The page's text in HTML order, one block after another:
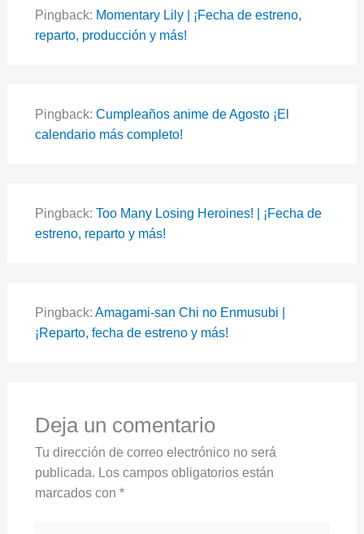
Pingback: Momentary Lily | ¡Fecha de estreno,
reparto, producción y más!
Pingback: Cumpleaños anime de Agosto ¡El
calendario más completo!
Pingback: Too Many Losing Heroines! | ¡Fecha de
estreno, reparto y más!
Pingback: Amagami-san Chi no Enmusubi |
¡Reparto, fecha de estreno y más!
Deja un comentario
Tu dirección de correo electrónico no será
publicada. Los campos obligatorios están
marcados con *